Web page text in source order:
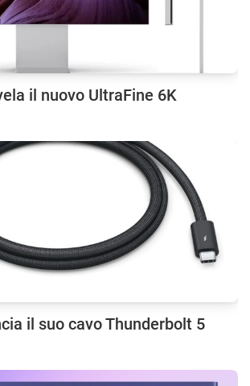
il nuovo UltraFine 6K
il suo cavo Thunderbolt 5